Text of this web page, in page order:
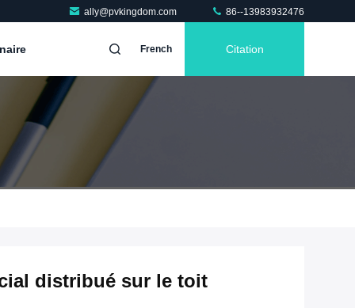
ally@pvkingdom.com 86--13983932476
French Citation
distribué sur le toit